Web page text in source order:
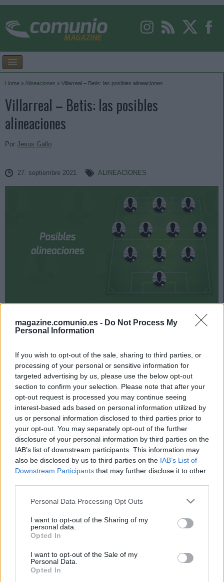
magazine.comunio.es - Do Not Process My
Personal Information
If you wish to opt-out of the sale, sharing to third parties, or
processing of your personal or sensitive information for
targeted advertising by us, please use the below opt-out
section to confirm your selection. Please note that after your
opt-out request is processed you may continue seeing
interest-based ads based on personal information utilized by
us or personal information disclosed to third parties prior to
your opt-out. You may separately opt-out of the further
disclosure of your personal information by third parties on the
IAB’s list of downstream participants. This information may
also be disclosed by us to third parties on the IAB’s List of
Downstream Participants that may further disclose it to other
Please note that this website/app uses one or more Google
not limited to your visit or usage behaviour. You may click to
grant or deny consent to Google and its third-party tags to
use your data for below specified purposes in below Google
consent section.
Personal Data Processing Opt Outs
I want to opt-out of the Sharing of my
personal data.
Opted In
I want to opt-out of the Sale of my
Personal Data.
Opted In
Home »Alineaciones » Villarreal – Betis: las posibles alineaciones
Villarreal – Betis: las posibles
alineaciones
Por Jesus Gallo
27. septiembre 2021 ALINEACIONES
Villarreal y Betis se enfrentan el 3 de octubre a las 18:30
horas. ¿Quién jugará en los locales? ¿Cuál será la
Villarreal
Posible alineación: Rulli – Foyth, Mandi, Pau Torres,
Alfonso Pedraza (Alberto Moreno) – Capoue, Parejo,
Trigueros, Yeremi Pino, Danjuma – Boulaye Dia.
Estos jugadores son baja : Raba (tobillo), Gerard Moreno
(lesión muscular), Chukwueze (lesión muscular).
Estos jugadores son duda
: Albiol (molestias musculares),
Posibles modificaciones: Albiol y Alcácer se retiraron
Mandi y Boulaye Dia entrarían en su lugar en el once.
Isi y cía.